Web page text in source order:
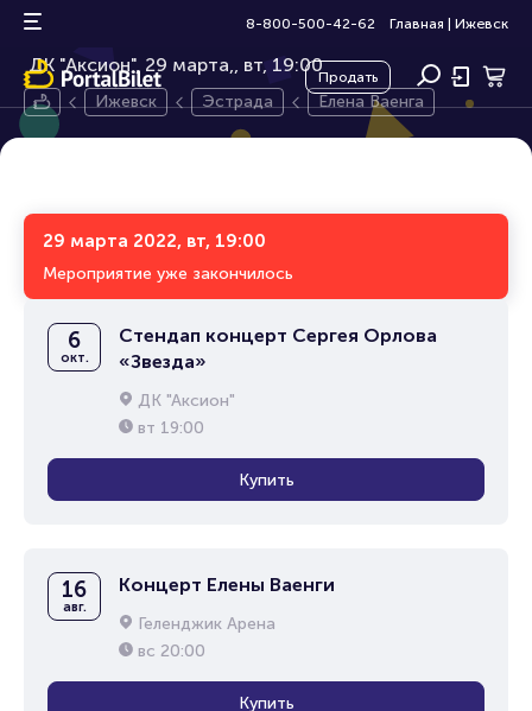
8-800-500-42-62 Главная Ижевск
Продать
Елена Ваенга
ДК "Аксион", 29 марта,
12+
вт, 19:00
Ижевск Эстрада Елена Ваенга
29 марта 2022, вт, 19:00
Мероприятие уже закончилось
6
окт.
Стендап концерт Сергея Орлова
«Звезда»
ДК "Аксион"
вт 19:00
Купить
16
авг.
Концерт Елены Ваенги
Геленджик Арена
вс 20:00
Купить